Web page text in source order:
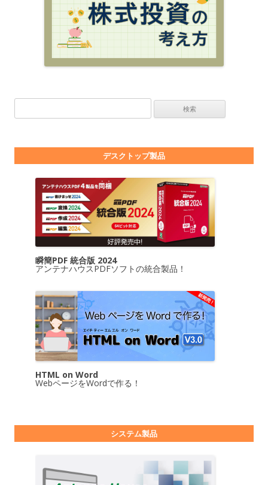
デスクトップ製品
瞬簡PDF 統合版 2024
アンテナハウスPDFソフトの統合製品！
HTML on Word
WebページをWordで作る！
システム製品